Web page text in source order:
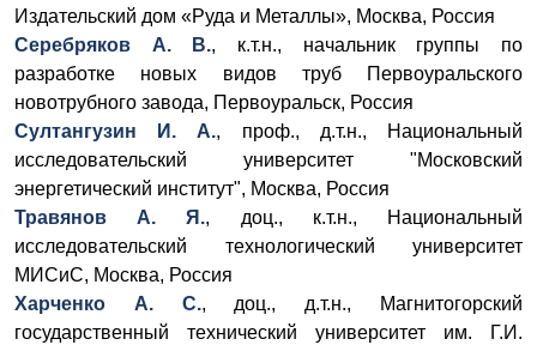
Издательский дом «Руда и Металлы», Москва, Россия
Серебряков А. В., к.т.н., начальник группы по
разработке новых видов труб Первоуральского
новотрубного завода, Первоуральск, Россия
Султангузин И. А., проф., д.т.н., Национальный
исследовательский университет "Московский
энергетический институт", Москва, Россия
Травянов А. Я., доц., к.т.н., Национальный
исследовательский технологический университет
МИСиС, Москва, Россия
Харченко А. С., доц., д.т.н., Магнитогорский
государственный технический университет им. Г.И.